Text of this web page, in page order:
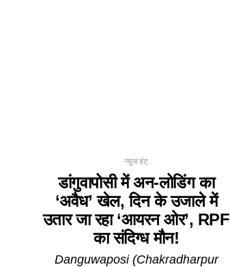
न्यूज हंट
डांगुवापोसी में अन-लोडिंग का
‘अवैध’ खेल, दिन के उजाले में
उतार जा रहा ‘आयरन ओर’, RPF
का संदिग्ध मौन!
Danguwaposi (Chakradharpur